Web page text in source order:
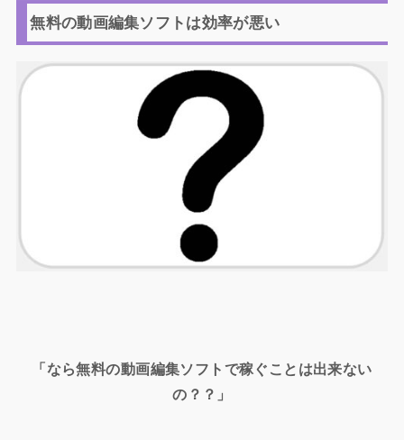
無料の動画編集ソフトは効率が悪い
「なら無料の動画編集ソフトで稼ぐことは出来ない
の？？」